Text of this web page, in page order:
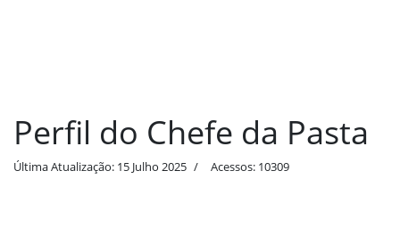
Perfil do Chefe da Pasta
Última Atualização: 15 Julho 2025 Acessos: 10309